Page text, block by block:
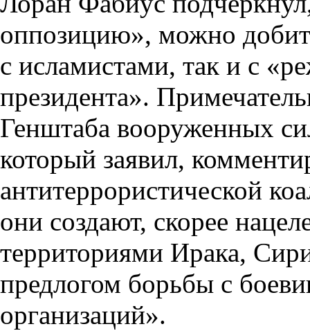
оппозицию», можно
с исламистами, так и с
президента».
Генштаба вооруженных
который заявил,
антитеррористической
они создают, скорее
территориями Ирака,
предлогом борьбы с
организаций».